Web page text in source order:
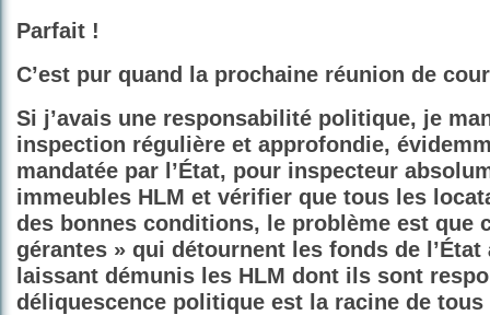
Parfait !
C’est pur quand la prochaine réunion de
Si j’avais une responsabilité politique, je
inspection régulière et approfondie,
mandatée par l’État, pour inspecteur
immeubles HLM et vérifier que tous les
des bonnes conditions, le problème est que
gérantes » qui détournent les fonds de
laissant démunis les HLM dont ils sont
déliquescence politique est la racine de tous